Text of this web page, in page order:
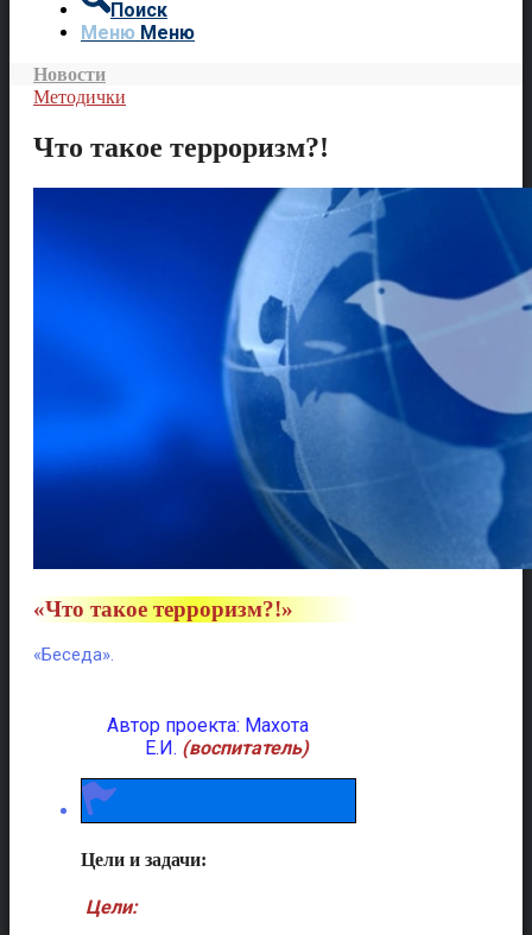
Поиск
Меню Меню
Новости
Методички
Что такое терроризм?!
«Что такое терроризм?!»
«Беседа».
Автор проекта: Махота
Е.И. (воспитатель)
Цели и задачи:
Цели: